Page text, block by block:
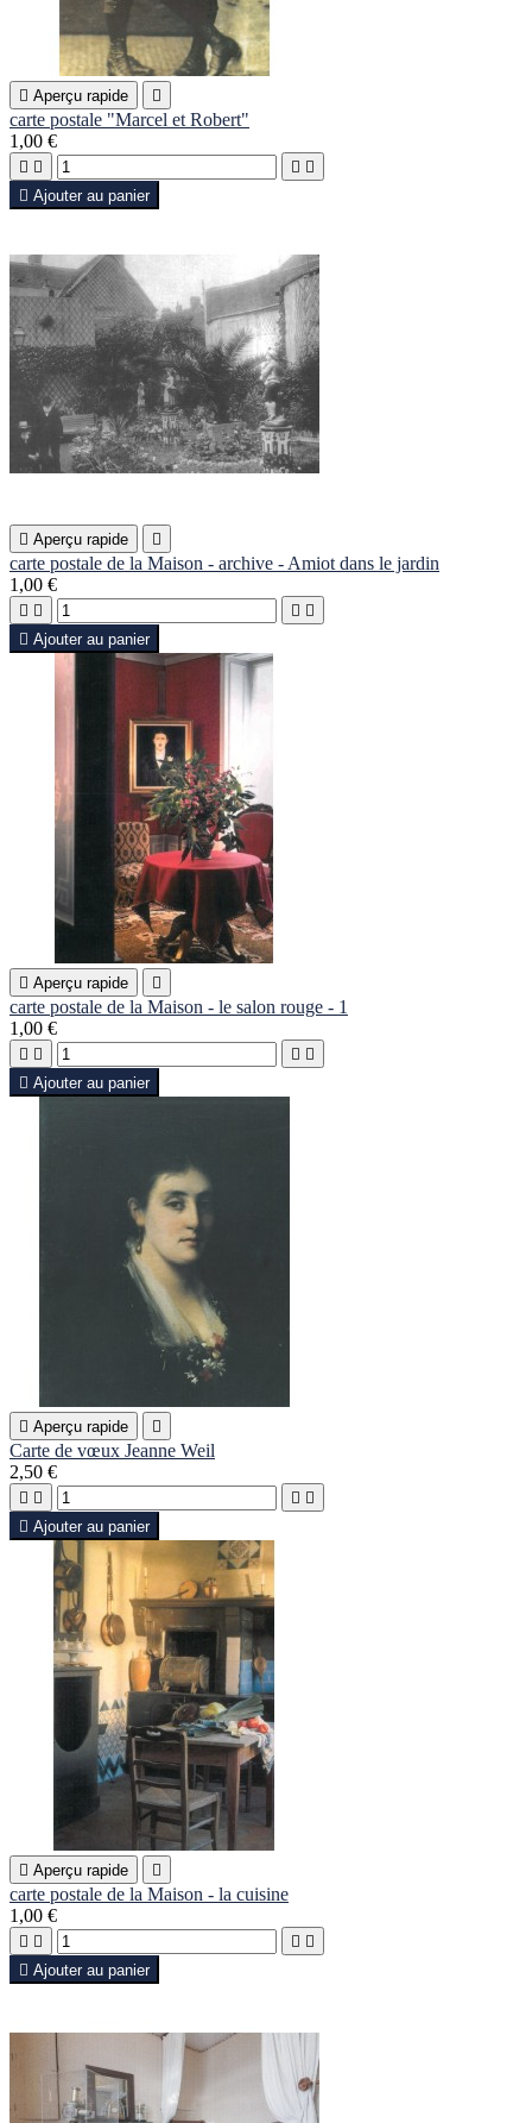
 Aperçu rapide 
carte postale "Marcel et Robert"
1,00 €
   
 Ajouter au panier
 Aperçu rapide 
carte postale de la Maison - archive - Amiot dans le jardin
1,00 €
   
 Ajouter au panier
 Aperçu rapide 
carte postale de la Maison - le salon rouge - 1
1,00 €
   
 Ajouter au panier
 Aperçu rapide 
Carte de vœux Jeanne Weil
2,50 €
   
 Ajouter au panier
 Aperçu rapide 
carte postale de la Maison - la cuisine
1,00 €
   
 Ajouter au panier